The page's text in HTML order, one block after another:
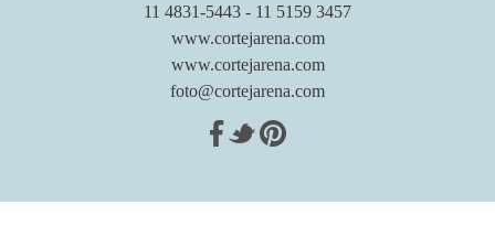
11 4831-5443 - 11 5159 3457
www.cortejarena.com
www.cortejarena.com
foto@cortejarena.com